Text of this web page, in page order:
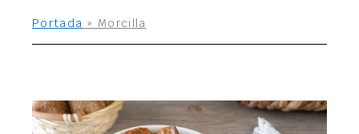
Portada » Morcilla